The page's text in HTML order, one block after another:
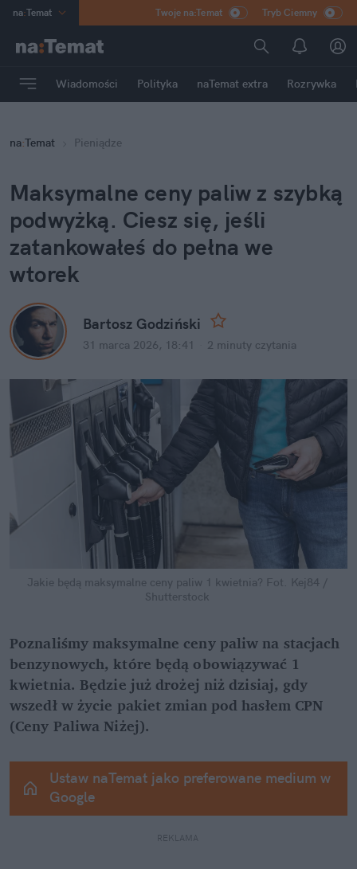
na:Temat
Poland
mama
Rozrywka
Twoje na:Temat Tryb Ciemny
Wiadomości Polityka naTemat extra Rozrywka
na:Temat Pieniądze
Maksymalne ceny paliw z szybką
podwyżką. Ciesz się, jeśli
zatankowałeś do pełna we
wtorek
Bartosz Godziński
31 marca 2026, 18:41 2 minuty czytania
Jakie będą maksymalne ceny paliw 1 kwietnia? Fot. Kej84 /
Shutterstock
Poznaliśmy maksymalne ceny paliw na stacjach
benzynowych, które będą obowiązywać 1
kwietnia. Będzie już drożej niż dzisiaj, gdy
wszedł w życie pakiet zmian pod hasłem CPN
(Ceny Paliwa Niżej).
Ustaw naTemat jako preferowane medium w
Google
REKLAMA